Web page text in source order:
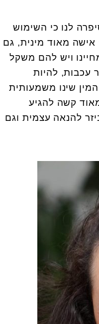
סיפרה לנו כי השימוש
אישה מאוד מינית, גם
ויש להם משקל
עכבות, להיות
שינו משמעותית
קשה להגיע
להנאה עצמית וגם